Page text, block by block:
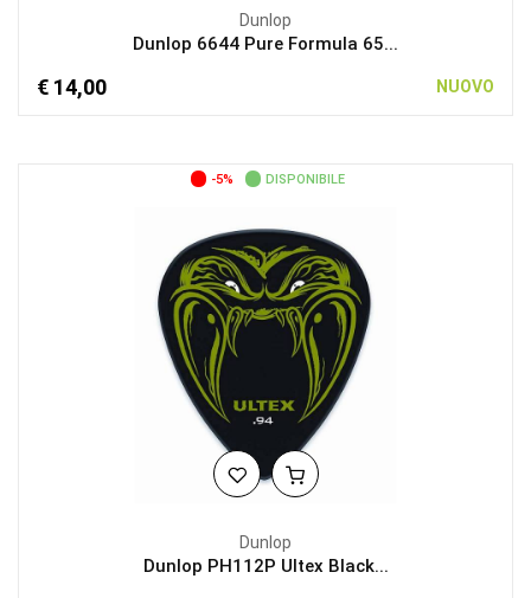
Dunlop
Dunlop 6644 Pure Formula 65...
€ 14,00 NUOVO
-5% DISPONIBILE
Dunlop
Dunlop PH112P Ultex Black...